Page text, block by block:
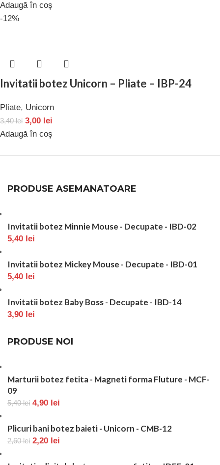
Adaugă în coș
-12%
Invitatii botez Unicorn – Pliate – IBP-24
Pliate, Unicorn
3,40lei 3,00 lei
Adaugă în coș
PRODUSE ASEMANATOARE
Invitatii botez Minnie Mouse - Decupate - IBD-02
5,40 lei
Invitatii botez Mickey Mouse - Decupate - IBD-01
5,40 lei
Invitatii botez Baby Boss - Decupate - IBD-14
3,90 lei
PRODUSE NOI
Marturii botez fetita - Magneti forma Fluture - MCF-
09
5,40lei 4,90 lei
Plicuri bani botez baieti - Unicorn - CMB-12
2,60lei 2,20 lei